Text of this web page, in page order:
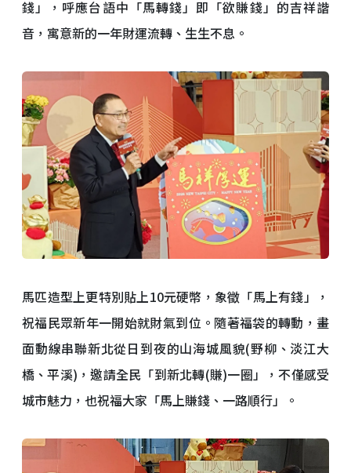
錢」，呼應台語中「馬轉錢」即「欲賺錢」的吉祥諧
音，寓意新的一年財運流轉、生生不息。
馬匹造型上更特別貼上10元硬幣，象徵「馬上有錢」，
祝福民眾新年一開始就財氣到位。隨著福袋的轉動，畫
面動線串聯新北從日到夜的山海城風貌(野柳、淡江大
橋、平溪)，邀請全民「到新北轉(賺)一圈」，不僅感受
城市魅力，也祝福大家「馬上賺錢、一路順行」。